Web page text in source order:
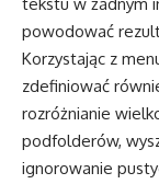
powodować
Korzystając z
zdefiniować
rozróżnianie
podfolderów,
ignorowanie